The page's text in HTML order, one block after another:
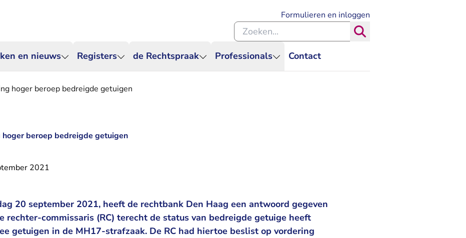
en nieuws Registers de Rechtspraak Professionals Contact
Formulieren en inloggen
Zoeken binnen de Rechtspraak
hoger beroep bedreigde getuigen
beroep bedreigde getuigen
2021
20 september 2021, heeft de rechtbank Den Haag een antwoord gegeven
rechter-commissaris (RC) terecht de status van bedreigde getuige heeft
getuigen in de MH17-strafzaak. De RC had hiertoe beslist op vordering